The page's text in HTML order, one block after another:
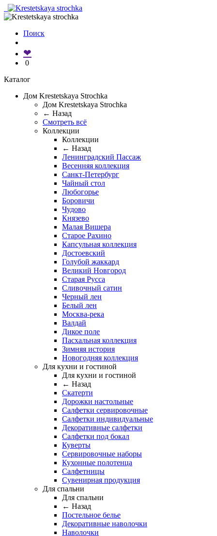
Поиск
❤
0
Каталог
Дом Krestetskaya Strochka
Дом Krestetskaya Strochka
← Назад
Смотреть всё
Коллекции
Коллекции
← Назад
Ленинградский Пассаж
Весенняя коллекция
Санкт-Петербург
Чайный стол
Любогорье
Боровичи
Чудово
Князево
Малая Вишера
Старое Рахино
Капсульная коллекция
Достоевский
Голубой жаккард
Великий Новгород
Старая Русса
Сливочный сатин
Черный лен
Белый лен
Москва-река
Валдай
Дикое поле
Пасхальная коллекция
Зимняя история
Новогодняя коллекция
Для кухни и гостиной
Для кухни и гостиной
← Назад
Скатерти
Дорожки настольные
Салфетки сервировочные
Салфетки индивидуальные
Декоративные салфетки
Салфетки под бокал
Куверты
Сервировочные наборы
Кухонные полотенца
Салфетницы
Сувенирная продукция
Для спальни
Для спальни
← Назад
Постельное белье
Декоративные наволочки
Наволочки